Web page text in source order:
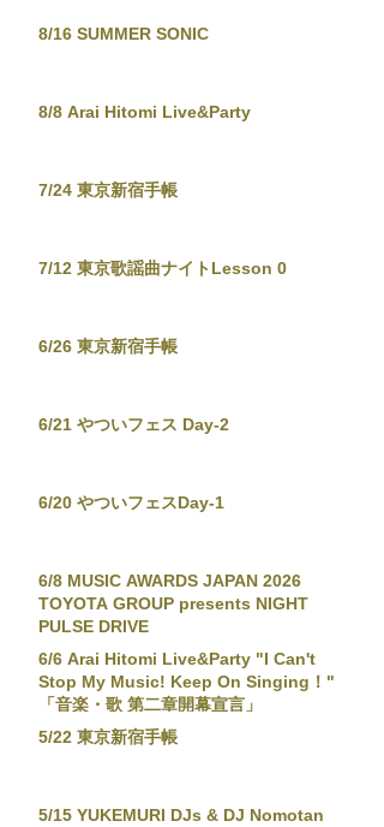
8/16 SUMMER SONIC
8/8 Arai Hitomi Live&Party
7/24 東京新宿手帳
7/12 東京歌謡曲ナイトLesson 0
6/26 東京新宿手帳
6/21 やついフェス Day-2
6/20 やついフェスDay-1
6/8 MUSIC AWARDS JAPAN 2026
TOYOTA GROUP presents NIGHT
PULSE DRIVE
6/6 Arai Hitomi Live&Party "I Can't
Stop My Music! Keep On Singing！"
「音楽・歌 第二章開幕宣言」
5/22 東京新宿手帳
5/15 YUKEMURI DJs & DJ Nomotan